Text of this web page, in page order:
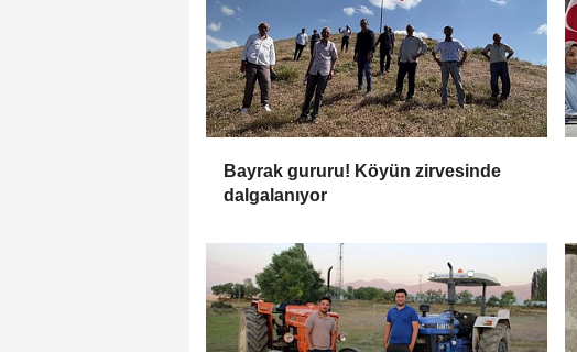
Bayrak gururu! Köyün zirvesinde
dalgalanıyor